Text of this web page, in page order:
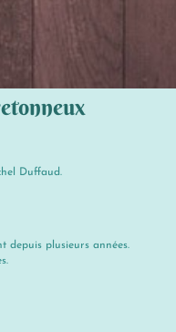
Duffaud.
depuis plusieurs années.